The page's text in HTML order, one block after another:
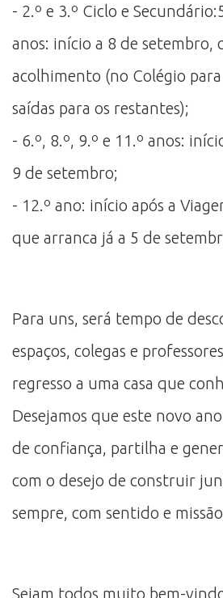
- 2.º e 3.º Ciclo e
anos: início a 8 de setembro,
acolhimento (no Colégio para
saídas para os restantes);
- 6.º, 8.º, 9.º e 11.º anos:
9 de setembro;
- 12.º ano: início após a
que arranca já a 5 de
Para uns, será tempo de
espaços, colegas e
regresso a uma casa que
Desejamos que este novo
de confiança, partilha e
com o desejo de construir
sempre, com sentido e
Sejam todos muito bem-